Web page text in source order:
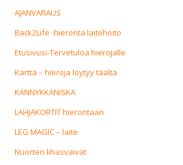
AJANVARAUS
Back2Life -hieronta laitehoito
Etusivusi-Tervetuloa hierojalle
Kartta – hieroja löytyy täältä
KÄNNYKKÄNISKA
LAHJAKORTIT hierontaan
LEG MAGIC – laite
Nuorten lihasvaivat